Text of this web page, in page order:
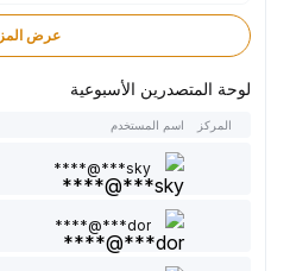
عرض المزيد
لوحة المتصدرين الأسبوعية
المركز اسم المستخدم
sky***@****
dor***@****